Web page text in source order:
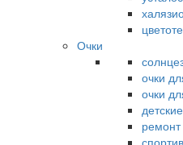
Очки
очки
очки
ремонт